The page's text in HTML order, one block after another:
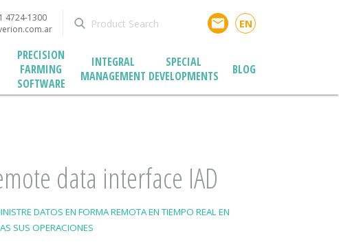
4724-1300
email EN
PRECISION
FARMING
SOFTWARE
INTEGRAL
MANAGEMENT
SPECIAL
DEVELOPMENTS
BLOG
data interface IAD
DATOS EN FORMA REMOTA EN TIEMPO REAL EN
SUS OPERACIONES